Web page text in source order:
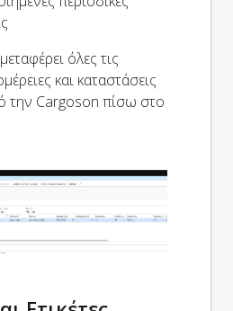
όλες τις
και καταστάσεις
την Cargoson πίσω στο